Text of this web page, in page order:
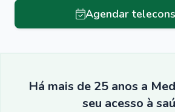
Agendar
Há mais de 25 anos a
seu acesso à